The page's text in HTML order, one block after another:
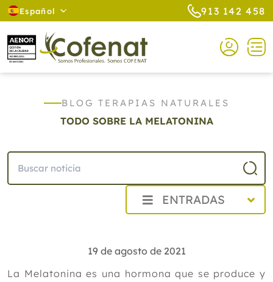
Español 913 142 458
BLOG TERAPIAS NATURALES
TODO SOBRE LA MELATONINA
ENTRADAS
2025
2024
19 de agosto de 2021
La Melatonina es una hormona que se produce y